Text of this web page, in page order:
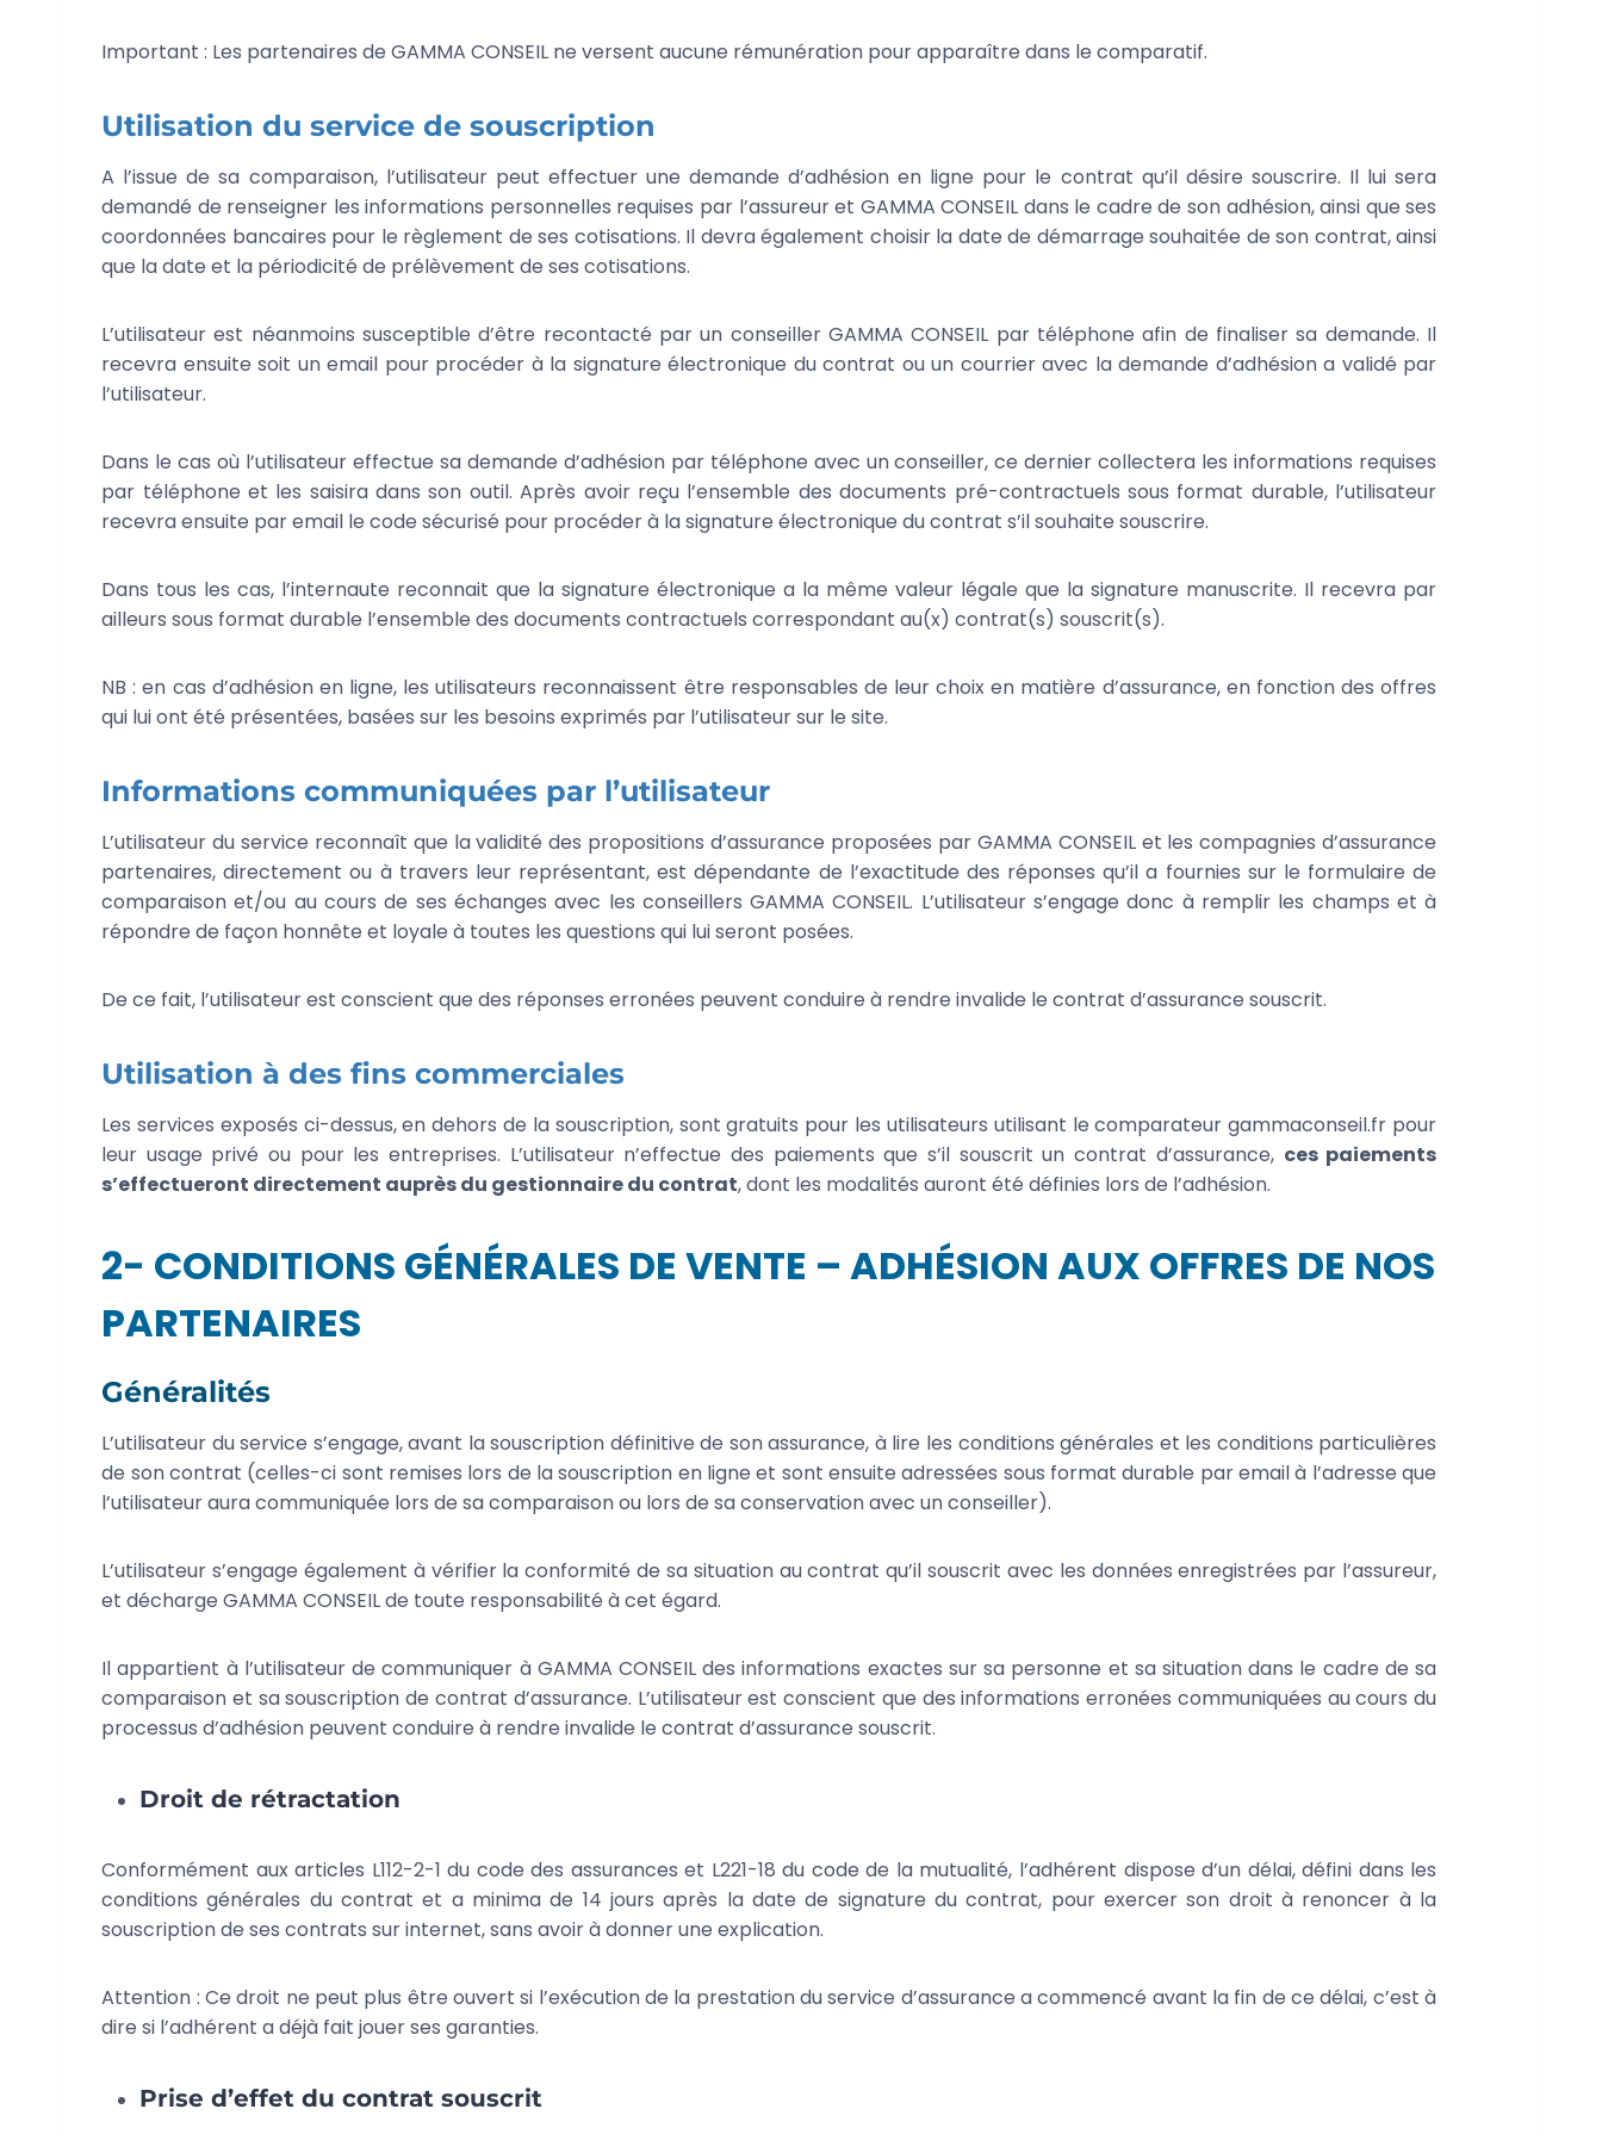
Important : Les partenaires de GAMMA CONSEIL ne versent aucune rémunération pour apparaître dans le comparatif.
Utilisation du service de souscription
A l’issue de sa comparaison, l’utilisateur peut effectuer une demande d’adhésion en ligne pour le contrat qu’il désire souscrire. Il lui sera
demandé de renseigner les informations personnelles requises par l’assureur et GAMMA CONSEIL dans le cadre de son adhésion, ainsi que ses
coordonnées bancaires pour le règlement de ses cotisations. Il devra également choisir la date de démarrage souhaitée de son contrat, ainsi
que la date et la périodicité de prélèvement de ses cotisations.
L’utilisateur est néanmoins susceptible d’être recontacté par un conseiller GAMMA CONSEIL par téléphone afin de finaliser sa demande. Il
recevra ensuite soit un email pour procéder à la signature électronique du contrat ou un courrier avec la demande d’adhésion a validé par
l’utilisateur.
Dans le cas où l’utilisateur effectue sa demande d’adhésion par téléphone avec un conseiller, ce dernier collectera les informations requises
par téléphone et les saisira dans son outil. Après avoir reçu l’ensemble des documents pré-contractuels sous format durable, l’utilisateur
recevra ensuite par email le code sécurisé pour procéder à la signature électronique du contrat s’il souhaite souscrire.
Dans tous les cas, l’internaute reconnait que la signature électronique a la même valeur légale que la signature manuscrite. Il recevra par
ailleurs sous format durable l’ensemble des documents contractuels correspondant au(x) contrat(s) souscrit(s).
NB : en cas d’adhésion en ligne, les utilisateurs reconnaissent être responsables de leur choix en matière d’assurance, en fonction des offres
qui lui ont été présentées, basées sur les besoins exprimés par l’utilisateur sur le site.
Informations communiquées par l’utilisateur
L’utilisateur du service reconnaît que la validité des propositions d’assurance proposées par GAMMA CONSEIL et les compagnies d’assurance
partenaires, directement ou à travers leur représentant, est dépendante de l’exactitude des réponses qu’il a fournies sur le formulaire de
comparaison et/ou au cours de ses échanges avec les conseillers GAMMA CONSEIL. L’utilisateur s’engage donc à remplir les champs et à
répondre de façon honnête et loyale à toutes les questions qui lui seront posées.
De ce fait, l’utilisateur est conscient que des réponses erronées peuvent conduire à rendre invalide le contrat d’assurance souscrit.
Utilisation à des fins commerciales
Les services exposés ci-dessus, en dehors de la souscription, sont gratuits pour les utilisateurs utilisant le comparateur gammaconseil.fr pour
leur usage privé ou pour les entreprises. L’utilisateur n’effectue des paiements que s’il souscrit un contrat d’assurance, ces paiements
s’effectueront directement auprès du gestionnaire du contrat, dont les modalités auront été définies lors de l’adhésion.
2- CONDITIONS GÉNÉRALES DE VENTE – ADHÉSION AUX OFFRES DE NOS
PARTENAIRES
Généralités
L’utilisateur du service s’engage, avant la souscription définitive de son assurance, à lire les conditions générales et les conditions particulières
de son contrat (celles-ci sont remises lors de la souscription en ligne et sont ensuite adressées sous format durable par email à l’adresse que
l’utilisateur aura communiquée lors de sa comparaison ou lors de sa conservation avec un conseiller).
L’utilisateur s’engage également à vérifier la conformité de sa situation au contrat qu’il souscrit avec les données enregistrées par l’assureur,
et décharge GAMMA CONSEIL de toute responsabilité à cet égard.
Il appartient à l’utilisateur de communiquer à GAMMA CONSEIL des informations exactes sur sa personne et sa situation dans le cadre de sa
comparaison et sa souscription de contrat d’assurance. L’utilisateur est conscient que des informations erronées communiquées au cours du
processus d’adhésion peuvent conduire à rendre invalide le contrat d’assurance souscrit.
Droit de rétractation
Conformément aux articles L112-2-1 du code des assurances et L221-18 du code de la mutualité, l’adhérent dispose d’un délai, défini dans les
conditions générales du contrat et a minima de 14 jours après la date de signature du contrat, pour exercer son droit à renoncer à la
souscription de ses contrats sur internet, sans avoir à donner une explication.
Attention : Ce droit ne peut plus être ouvert si l’exécution de la prestation du service d’assurance a commencé avant la fin de ce délai, c’est à
dire si l’adhérent a déjà fait jouer ses garanties.
Prise d’effet du contrat souscrit